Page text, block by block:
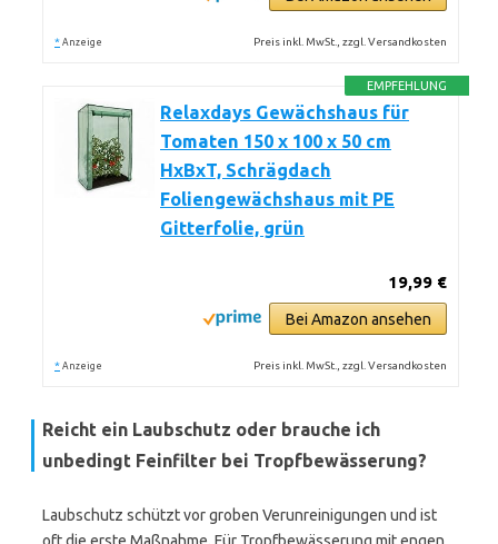
* Anzeige Preis inkl. MwSt., zzgl. Versandkosten
EMPFEHLUNG
Relaxdays Gewächshaus für
Tomaten 150 x 100 x 50 cm
HxBxT, Schrägdach
Foliengewächshaus mit PE
Gitterfolie, grün
19,99 €
Bei Amazon ansehen
* Anzeige Preis inkl. MwSt., zzgl. Versandkosten
Reicht ein Laubschutz oder brauche ich
unbedingt Feinfilter bei Tropfbewässerung?
Laubschutz schützt vor groben Verunreinigungen und ist